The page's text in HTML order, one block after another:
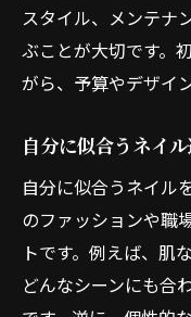
スタイル、メンテナ
ぶことが大切です。
がら、予算やデザイ
自分に似合うネイ
自分に似合うネイル
のファッションや職
トです。例えば、肌
どんなシーンにも合